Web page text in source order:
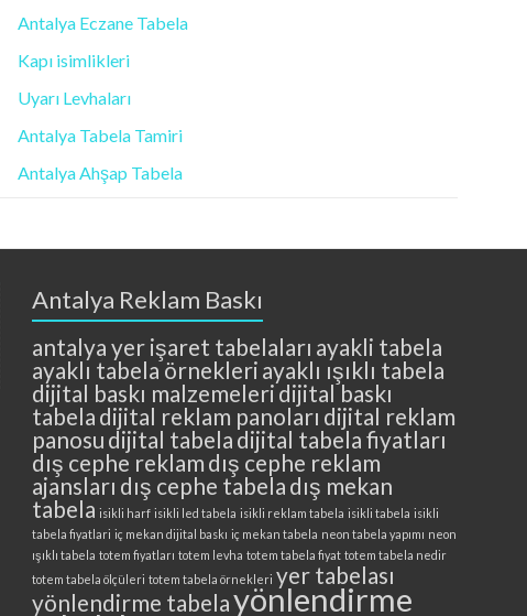
Antalya Eczane Tabela
Kapı isimlikleri
Uyarı Levhaları
Antalya Tabela Tamiri
Antalya Ahşap Tabela
Antalya Reklam Baskı
antalya yer işaret tabelaları ayakli tabela
ayaklı tabela örnekleri ayaklı ışıklı tabela
dijital baskı malzemeleridijital baskı
tabela dijital reklam panoları dijital reklam
panosu dijital tabela dijital tabela fiyatları
dış cephe reklam dış cephe reklam
ajansları dış cephe tabela dış mekan
tabela isikli harf isikli led tabela isikli reklam tabela isikli tabela isikli
tabela fiyatlari iç mekan dijital baskı iç mekan tabela neon tabela yapımı neon
ışıklı tabela totem fiyatları totem levha totem tabela fiyat totem tabela nedir
totem tabela ölçüleri totem tabela örnekleri yer tabelası
yönlendirme tabelayönlendirme